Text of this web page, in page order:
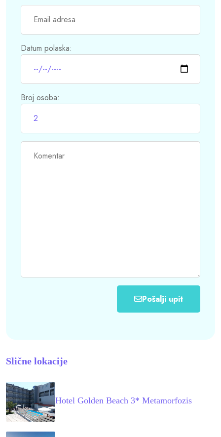
Datum polaska:
Broj osoba:
Pošalji upit
Slične lokacije
Hotel Golden Beach 3* Metamorfozis